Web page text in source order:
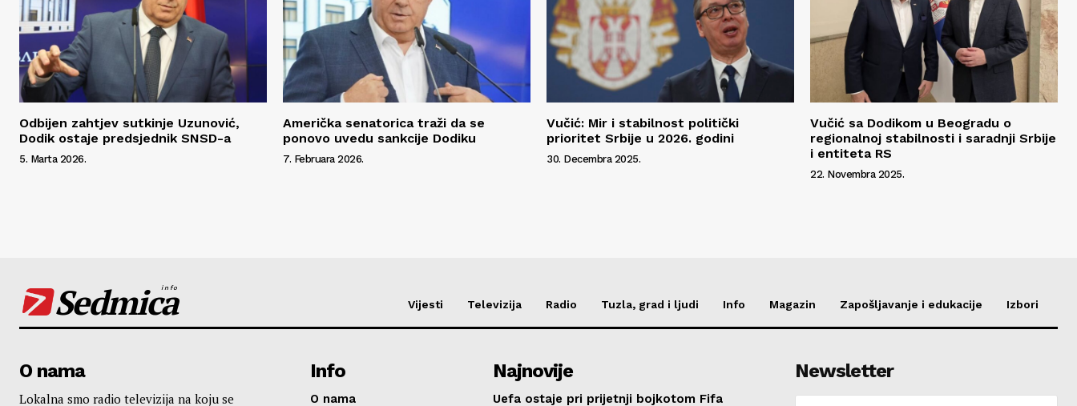
Odbijen zahtjev sutkinje Uzunović,
Dodik ostaje predsjednik SNSD-a
5. Marta 2026.
Američka senatorica traži da se
ponovo uvedu sankcije Dodiku
7. Februara 2026.
Vučić: Mir i stabilnost politički
prioritet Srbije u 2026. godini
30. Decembra 2025.
Vučić sa Dodikom u Beogradu o
regionalnoj stabilnosti i saradnji Srbije
i entiteta RS
22. Novembra 2025.
Sedmica
info
Vijesti Televizija Radio Tuzla, grad i ljudi Info Magazin Zapošljavanje i edukacije Izbori
O nama
Lokalna smo radio televizija na koju se
Info
O nama
Najnovije
Uefa ostaje pri prijetnji bojkotom Fifa
Newsletter